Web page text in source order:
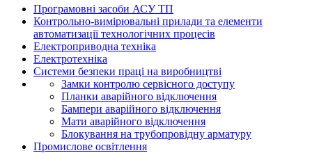
Програмовні засоби АСУ ТП
Контрольно-вимірювальні прилади та елементи
автоматизації технологічних процесів
Електроприводна техніка
Електротехніка
Системи безпеки праці на виробництві
Замки контролю сервісного доступу
Планки аварійного відключення
Бампери аварійного відключення
Мати аварійного відключення
Блокування на трубопровідну арматуру
Промислове освітлення